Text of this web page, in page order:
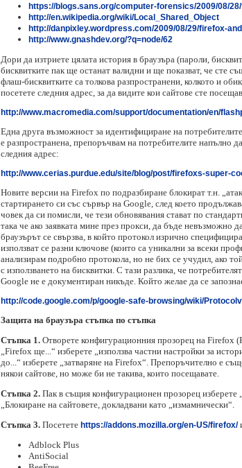
https://blogs.sans.org/computer-forensics/2009/08/
http://en.wikipedia.org/wiki/Local_Shared_Object
http://danpixley.wordpress.com/2009/08/29/firefox-
http://www.gnashdev.org/?q=node/62
Дори да изтриете цялата история в браузъра (пароли,
бисквитките пак ще останат валидни и ще показват, че сте
флаш-бисквитките са толкова разпространени, колкото и
посетете следния адрес, за да видите кои сайтове сте
http://www.macromedia.com/support/documentation/en/
Една друга възможност за идентифициране на
е разпространена, препоръчвам на потребителите напълно
следния адрес:
http://www.cerias.purdue.edu/site/blog/post/firefoxs-super-
Новите версии на Firefox по подразбиране блокират т.н.
стартирането си със сървър на Google, след което
човек да си помисли, че тези обновявания стават по
така че ако заявката мине през прокси, да бъде
браузърът се свързва, в който протокол изрично
използват се разни ключове (които са уникални за всеки
анализирам подробно протокола, но не бих се учудил, ако
с използването на бисквитки. С тази разлика, че
Google не е документиран никъде. Който желае да се
http://code.google.com/p/google-safe-browsing/wiki/
Защита на браузъра стъпка по стъпка
Стъпка 1. Отворете конфигурационния прозорец на Firefox
„Firefox ще...“ изберете „използва частни настройки за
до...“ изберете „затваряне на Firefox“. Препоръчително е
някои сайтове, но може би не такива, които посещавате.
Стъпка 2. Пак в същия конфигурационен прозорец изберете
„Блокиране на сайтовете, докладвани като „измамнически“.
Стъпка 3. Посетете https://addons.mozilla.org/en-US/firefox/
Adblock Plus
AntiSocial